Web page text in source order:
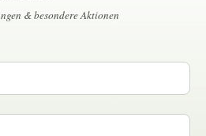
& besondere Aktionen